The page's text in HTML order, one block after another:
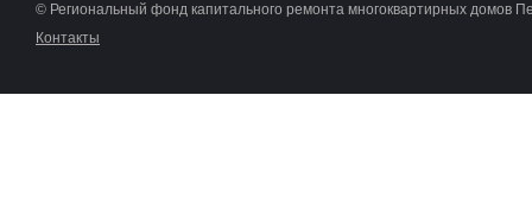
© Региональный фонд капитального ремонта многоквартирных домов
Контакты